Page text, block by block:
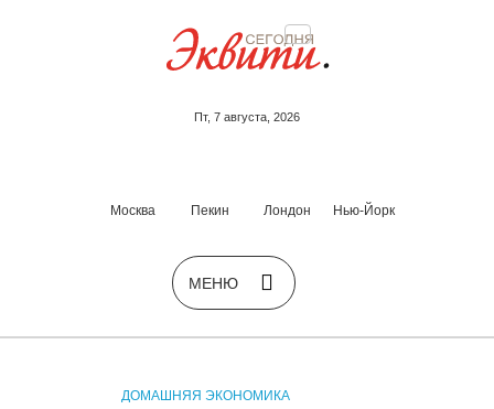
Пт, 7 августа, 2026
Москва Пекин Лондон Нью-Йорк
ДОМАШНЯЯ ЭКОНОМИКА